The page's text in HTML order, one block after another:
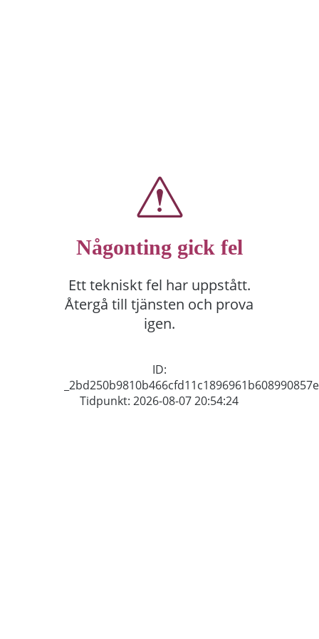
Någonting gick fel
Ett tekniskt fel har uppstått.
Återgå till tjänsten och prova
igen.
ID:
Tidpunkt: 2026-08-07 20:54:24